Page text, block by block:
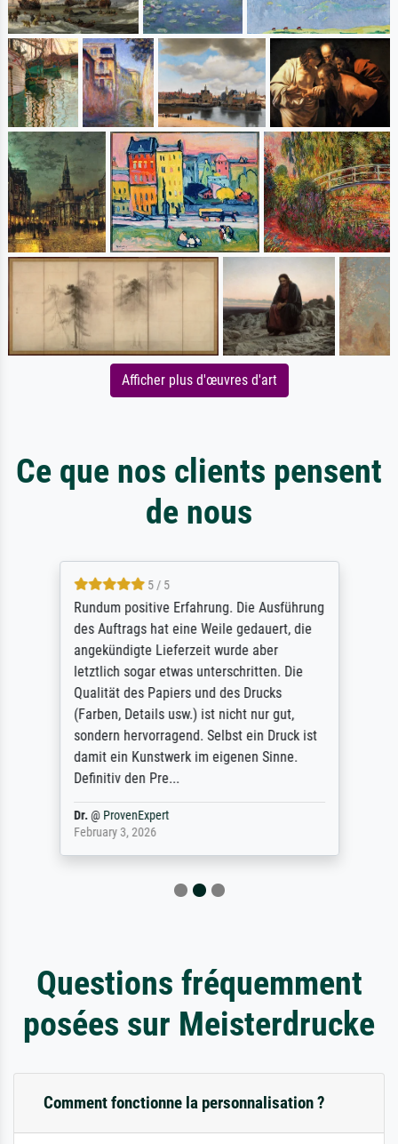
Afficher plus d'œuvres d'art
Ce que nos clients pensent
de nous
5 / 5
Rundum positive Erfahrung. Die Ausführung
des Auftrags hat eine Weile gedauert, die
angekündigte Lieferzeit wurde aber
letztlich sogar etwas unterschritten. Die
Qualität des Papiers und des Drucks
(Farben, Details usw.) ist nicht nur gut,
sondern hervorragend. Selbst ein Druck ist
damit ein Kunstwerk im eigenen Sinne.
Definitiv den Pre...
Dr.@ ProvenExpert
February 3, 2026
Questions fréquemment
posées sur Meisterdrucke
Comment fonctionne la personnalisation ?